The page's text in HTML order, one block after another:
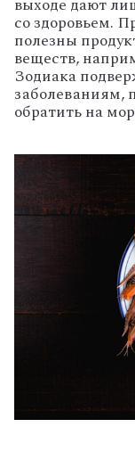
со здоровьем.
полезны
веществ,
Зодиака
заболеваниям,
обратить на